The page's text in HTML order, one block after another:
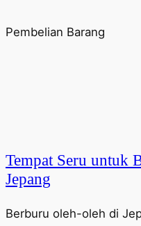
Pembelian Barang
Tempat Seru untuk
Jepang
Berburu oleh-oleh di